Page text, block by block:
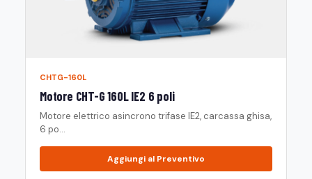
CHTG-160L
Motore CHT-G 160L IE2 6 poli
Motore elettrico asincrono trifase IE2, carcassa ghisa,
6 po...
Aggiungi al Preventivo